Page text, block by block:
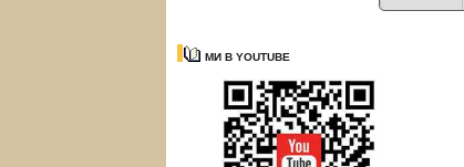
МИ В YOUTUBE